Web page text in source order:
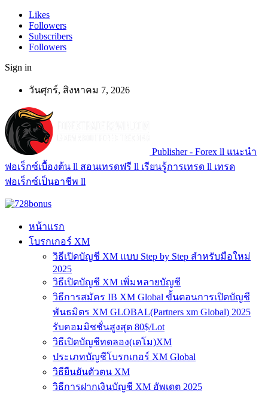
Likes
Followers
Subscribers
Followers
Sign in
วันศุกร์, สิงหาคม 7, 2026
Publisher - Forex ll แนะนำ
ฟอเร็กซ์เบื้องต้น ll สอนเทรดฟรี ll เรียนรู้การเทรด ll เทรด
ฟอเร็กซ์เป็นอาชีพ ll
หน้าแรก
โบรกเกอร์ XM
วิธีเปิดบัญชี XM แบบ Step by Step สำหรับมือใหม่
2025
วิธีเปิดบัญชี XM เพิ่มหลายบัญชี
วิธีการสมัคร IB XM Global ขั้นตอนการเปิดบัญชี
พันธมิตร XM GLOBAL(Partners xm Global) 2025
รับคอมมิชชั่นสูงสุด 80$/Lot
วิธีเปิดบัญชีทดลอง(เดโม)XM
ประเภทบัญชีโบรกเกอร์ XM Global
วิธียืนยันตัวตน XM
วิธีการฝากเงินบัญชี XM อัพเดต 2025